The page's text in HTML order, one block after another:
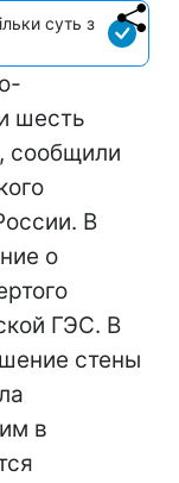
суть з
шесть
сообщили
В
о
ГЭС. В
стены
в